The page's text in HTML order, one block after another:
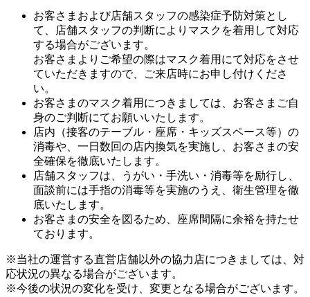
お客さまおよび店舗スタッフの感染症予防対策とし
て、店舗スタッフの判断によりマスクを着用して対応
する場合がございます。
お客さまよりご希望の際はマスク着用にて対応をさせ
ていただきますので、ご来店時にお申し付けくださ
い。
お客さまのマスク着用につきましては、お客さまご自
身のご判断にてお願いいたします。
店内（接客のテーブル・座席・キッズスペース等）の
消毒や、一日数回の店内換気を実施し、お客さまの安
全確保を徹底いたします。
店舗スタッフは、うがい・手洗い・消毒等を励行し、
面談前には手指の消毒等を実施のうえ、衛生管理を徹
底いたします。
お客さまの安全を図るため、座席間隔に余裕を持たせ
ております。
※当社の運営する直営店舗以外の協力店につきましては、対
応状況の異なる場合がございます。
※今後の状況の変化を受け、変更となる場合がございます。